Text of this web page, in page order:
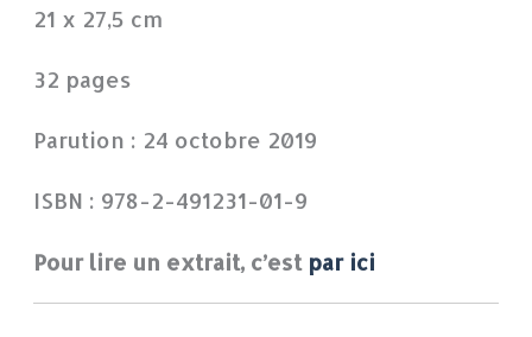
21 x 27,5 cm
32 pages
Parution : 24 octobre 2019
ISBN : 978-2-491231-01-9
Pour lire un extrait, c’est par ici